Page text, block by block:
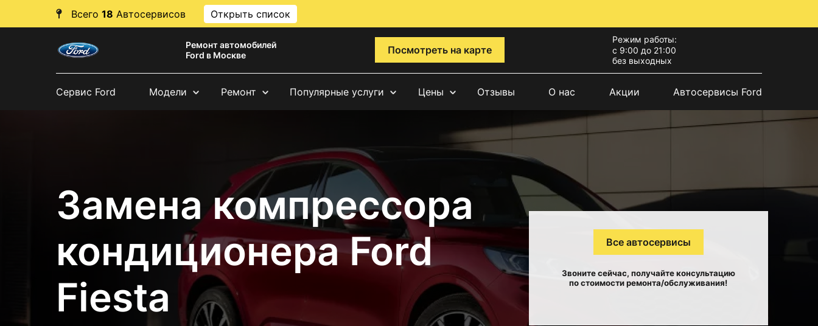
Всего 18 Автосервисов Открыть список
Ремонт автомобилей
Ford в Москве
Посмотреть на карте
Режим работы:
с 9:00 до 21:00
без выходных
Сервис Ford Модели Ремонт Популярные услуги Цены Отзывы О нас Акции Автосервисы Ford
Замена компрессора
кондиционера Ford
Fiesta
Все автосервисы
Звоните сейчас, получайте консультацию
по стоимости ремонта/обслуживания!